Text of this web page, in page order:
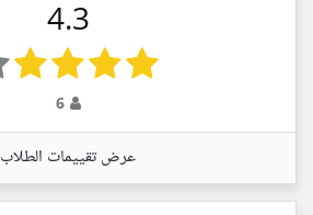
4.3
6
عرض تقييمات الطلاب